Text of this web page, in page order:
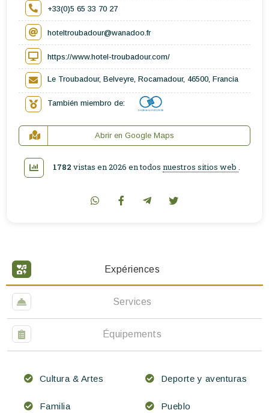
Expériences
Services
Équipements
Cultura & Artes Deporte y aventuras
Familia Pueblo
+33(0)5 65 33 70 27
hoteltroubadour@wanadoo.fr
https://www.hotel-troubadour.com/
Le Troubadour, Belveyre, Rocamadour, 46500, Francia
También miembro de:
Abrir en Google Maps
1782 vistas en 2026 en todos nuestros sitios web